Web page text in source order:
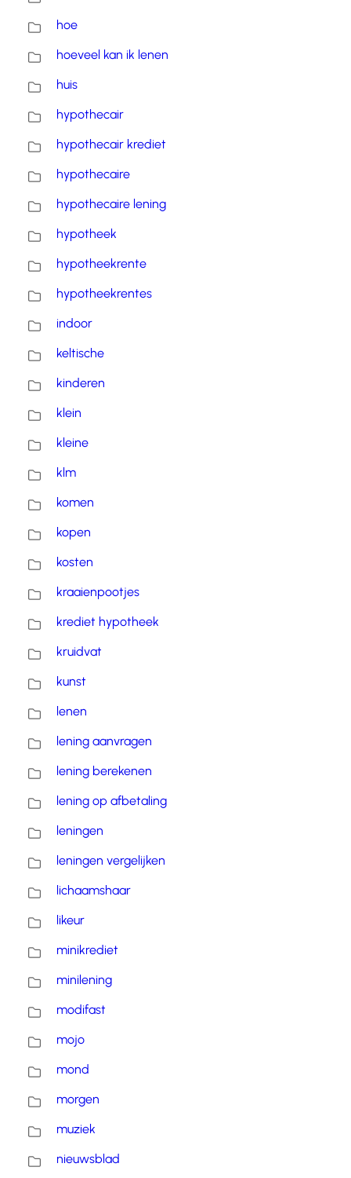
hoe
hoeveel kan ik lenen
huis
hypothecair
hypothecair krediet
hypothecaire
hypothecaire lening
hypotheek
hypotheekrente
hypotheekrentes
indoor
keltische
kinderen
klein
kleine
klm
komen
kopen
kosten
kraaienpootjes
krediet hypotheek
kruidvat
kunst
lenen
lening aanvragen
lening berekenen
lening op afbetaling
leningen
leningen vergelijken
lichaamshaar
likeur
minikrediet
minilening
modifast
mojo
mond
morgen
muziek
nieuwsblad